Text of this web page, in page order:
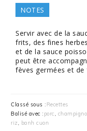
NOTES
Servir avec de la
frits, des fines
et de la sauce
peut être
fèves germées et
Classé sous : Recettes
Balisé avec : porc ,
riz, banh cuon